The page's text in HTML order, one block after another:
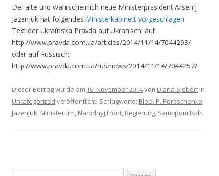
Der alte und wahrscheinlich neue Ministerpräsident Arsenij
Jazenjuk hat folgendes Ministerkabinett vorgeschlagen
Text der Ukraïns’ka Pravda auf Ukranisch: auf
http://www.pravda.com.ua/articles/2014/11/14/7044293/
oder auf Russisch:
http://www.pravda.com.ua/rus/news/2014/11/14/7044257/
Dieser Beitrag wurde am 16. November 2014von Diana-Siebert in
Uncategorized veröffentlicht. Schlagworte: Block P. Poroschenko,
Jazenjuk, Ministerium, Narodnyj Front, Regierung, Samopomitsch.